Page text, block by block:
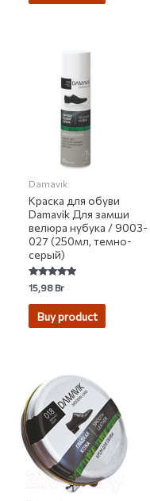
Damavik
Краска для обуви
Damavik Для замши
велюра нубука / 9003-
027 (250мл, темно-
серый)
Rated
5.00
out of 5
15,98Br
Buy product